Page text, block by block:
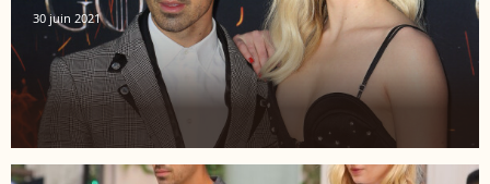
30 juin 2021